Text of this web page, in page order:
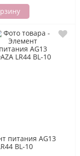
питания AG13
BL-10